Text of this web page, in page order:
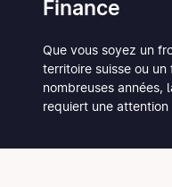
Finance
Que vous soyez un
territoire suisse ou
nombreuses années,
requiert une